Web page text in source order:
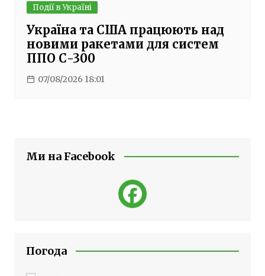
Події в Україні
Україна та США працюють над
новими ракетами для систем
ППО С-300
07/08/2026 18:01
Ми на Facebook
Погода